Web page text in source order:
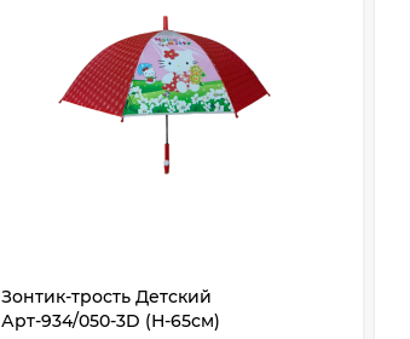
Зонтик-трость Детский
Арт-934/050-3D (Н-65см)